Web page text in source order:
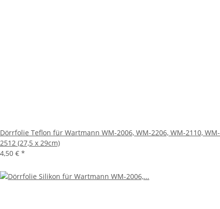
Dörrfolie Teflon für Wartmann WM-2006, WM-2206, WM-2110, WM-
2512 (27,5 x 29cm)
4,50 € *